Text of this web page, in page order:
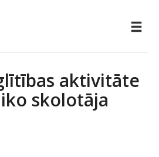
aktivitāte
skolotāja